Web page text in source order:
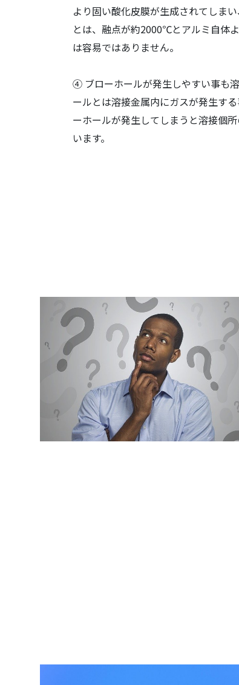
より固い酸化皮膜が生成されてしま
とは、融点が約2000℃とアルミ自体
は容易ではありません。
④ ブローホールが発生しやすい事も
ールとは溶接金属内にガスが発生す
ーホールが発生してしまうと溶接個
います。